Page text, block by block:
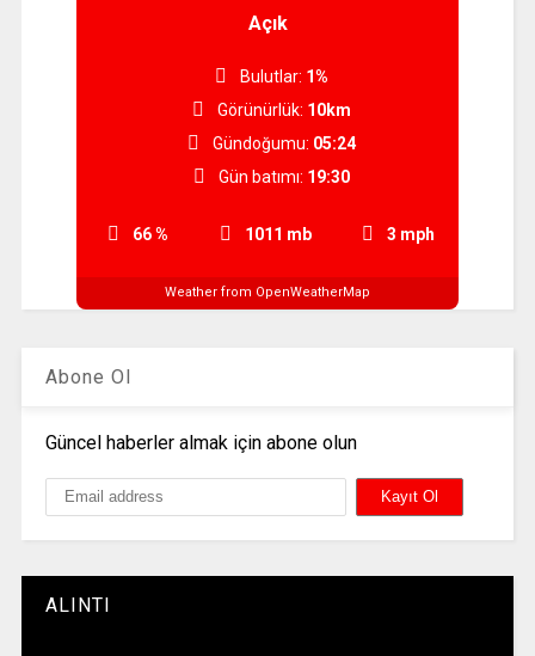
Açık
66 % 1011 mb 3 mph
Bulutlar: 1%
Görünürlük: 10km
Gündoğumu: 05:24
Gün batımı: 19:30
Weather from OpenWeatherMap
Abone Ol
Güncel haberler almak için abone olun
ALINTI